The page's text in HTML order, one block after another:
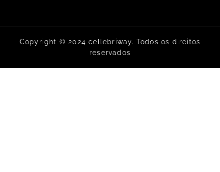
Copyright © 2024 cellebriway. Todos os direitos
reservados